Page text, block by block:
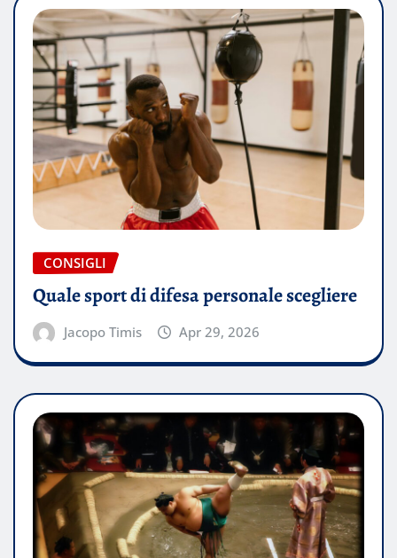
CONSIGLI
Quale sport di difesa personale scegliere
Jacopo Timis Apr 29, 2026